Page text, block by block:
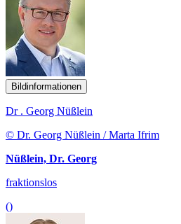
Bildinformationen
Dr . Georg Nüßlein
© Dr. Georg Nüßlein / Marta Ifrim
Nüßlein, Dr. Georg
fraktionslos
()